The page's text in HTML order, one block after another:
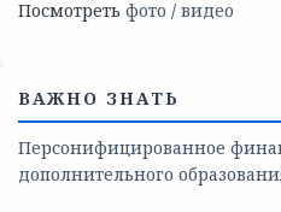
Посмотреть фото / видео
ВАЖНО ЗНАТЬ
Персонифицированное
дополнительного